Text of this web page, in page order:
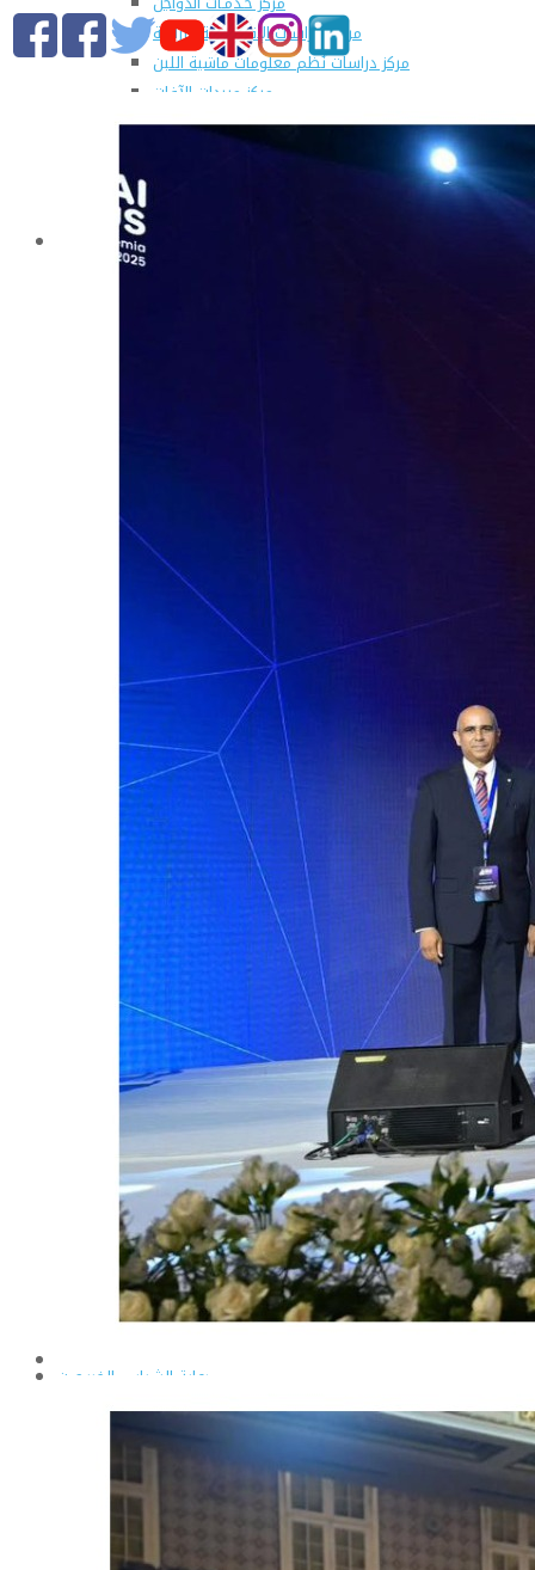
مركز الدراسات الإقتصادية الزراعية
مركز دراسات نُظم معلومات ماشية اللبن
مركز مبيدات الآفات
مطبعة كلية الزراعة
وحدة الهندسة الزراعية للدراسات والإستشارات الفنية
التسجيل في دورات مركز الحاسب الآلي بالكلية
التعليم والطلاب
للحصول على البريد الالكترونى للطالب
التدريب الميداني
نادى الطلاب المتفوقين
الدراسات العليا والبحوث والعلاقات الثقافية
عن قطاع الدراسات العليا والبحوث
إدارة العلاقات الثقافية
المصاريف الدراسية لطلاب الدراسات العليا
البرامج الدراسية
الدكتوراة
برنامج الماجستير
برنامج الماجستير المهنى
ماجستير الأدارة المستدامة للأراضى
لوائح برامج الدراسات العليا
(الأوراق المطلوبة للتسجيل (ماجستير/ دكتوراه
التقدم للدراسات العليا إلكترونيا
شروط قبول الطلاب الوافديين
متطلبات منح درجة الدكتوراة
إيداع الرسائل بالمكتبة المركزية
نماذج البعثات والمهمات العلمية
قواعد كتابة الرسائل العلمية
محطة التجارب و البحوث الزراعية
خدمة المجتمع وتنمية البيئة
تقرير قطاع شئون البيئة و خدمة المجتمع
عن قطاع خدمة المجتمع وتنمية البيئة
الخطة السنوية للقطاع
وحدة الأزمات والكوارث
رعاية الشباب والخريجون
رعاية الشباب
الخدمات التى تقدمها الإدارة
كيفية مشاركة الطالب فى النشاط